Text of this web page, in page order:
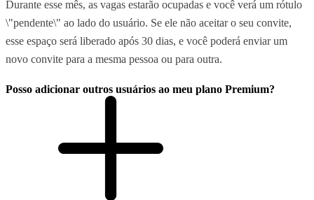
Durante esse mês, as vagas estarão ocupadas e você verá um rótulo
\"pendente\" ao lado do usuário. Se ele não aceitar o seu convite,
esse espaço será liberado após 30 dias, e você poderá enviar um
novo convite para a mesma pessoa ou para outra.
Posso adicionar outros usuários ao meu plano Premium?